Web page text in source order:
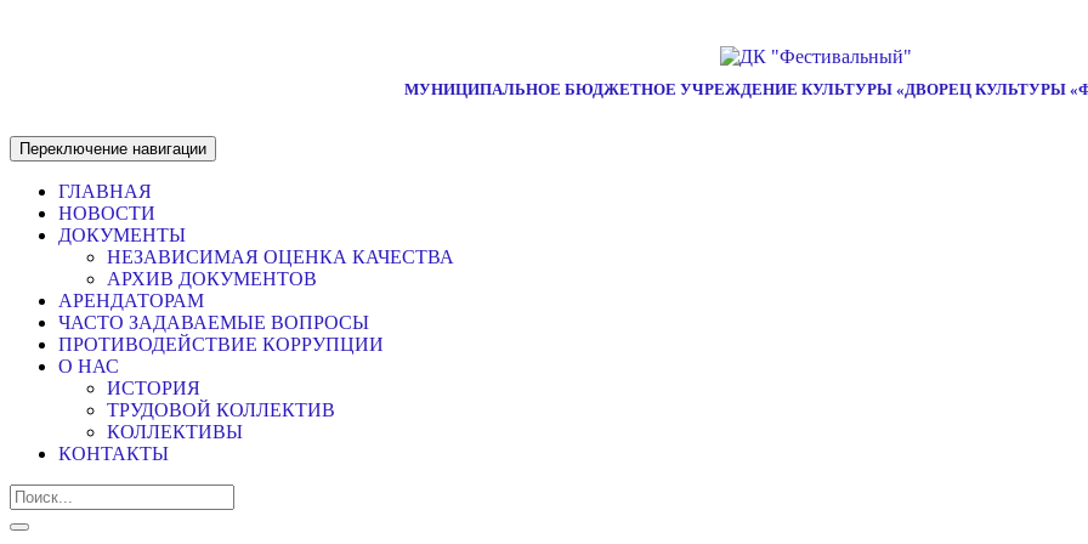
МУНИЦИПАЛЬНОЕ БЮДЖЕТНОЕ УЧРЕЖДЕНИЕ КУЛЬТУРЫ «ДВОРЕЦ КУЛЬТУРЫ
Переключение навигации
ГЛАВНАЯ
НОВОСТИ
ДОКУМЕНТЫ
НЕЗАВИСИМАЯ ОЦЕНКА КАЧЕСТВА
АРХИВ ДОКУМЕНТОВ
АРЕНДАТОРАМ
ЧАСТО ЗАДАВАЕМЫЕ ВОПРОСЫ
ПРОТИВОДЕЙСТВИЕ КОРРУПЦИИ
О НАС
ИСТОРИЯ
ТРУДОВОЙ КОЛЛЕКТИВ
КОЛЛЕКТИВЫ
КОНТАКТЫ